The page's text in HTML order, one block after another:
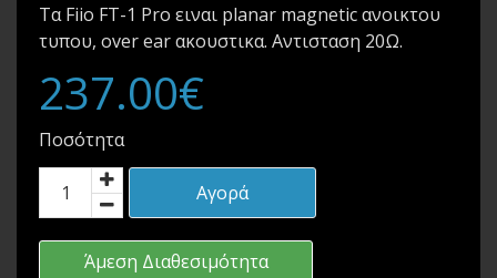
Τα Fiio FT-1 Pro ειναι planar magnetic ανοικτου
τυπου, over ear ακουστικα. Αντισταση 20Ω.
237.00€
Ποσότητα
Αγορά
Άμεση Διαθεσιμότητα